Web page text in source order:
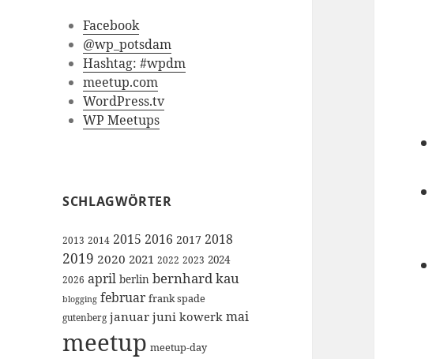
Facebook
@wp_potsdam
Hashtag: #wpdm
meetup.com
WordPress.tv
WP Meetups
SCHLAGWÖRTER
2013 2014 2015 2016 2017 2018
2019 2020 2021 2022 2023 2024
2026 april berlin bernhard kau
blogging februar frank spade
gutenberg januar juni kowerk mai
meetup meetup-day